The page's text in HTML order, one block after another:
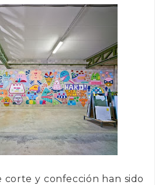
corte y confección han sido